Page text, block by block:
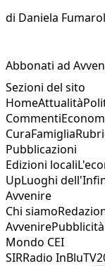
di Daniela
Abbonati ad
Sezioni del sito
HomeAttualità
Commenti
CuraFamiglia
Pubblicazioni
Edizioni locali
UpLuoghi
Avvenire
Chi siamo
AvvenirePubblicità
Mondo CEI
SIRRadio InBlu